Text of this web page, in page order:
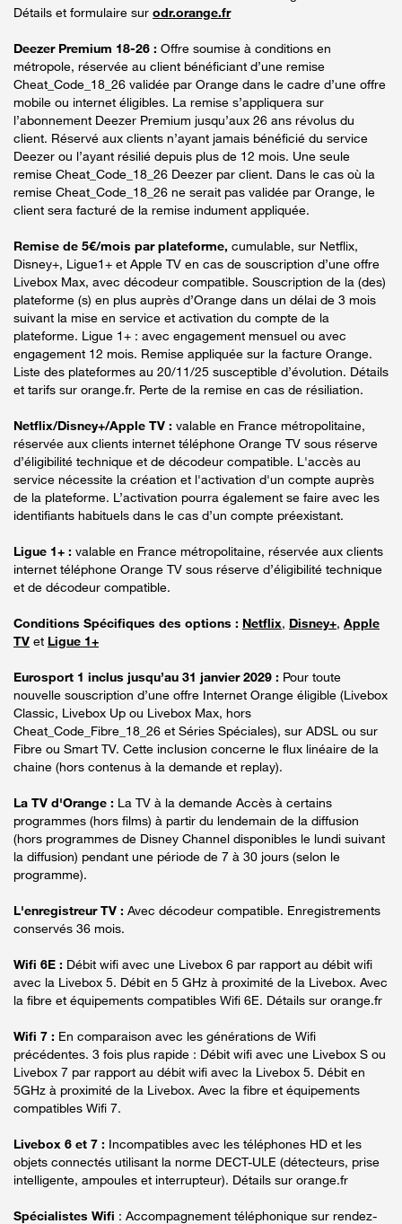
Détails et formulaire sur odr.orange.fr
Deezer Premium 18-26 : Offre soumise à conditions en
métropole, réservée au client bénéficiant d’une remise
Cheat_Code_18_26 validée par Orange dans le cadre d’une offre
mobile ou internet éligibles. La remise s’appliquera sur
l’abonnement Deezer Premium jusqu’aux 26 ans révolus du
client. Réservé aux clients n’ayant jamais bénéficié du service
Deezer ou l’ayant résilié depuis plus de 12 mois. Une seule
remise Cheat_Code_18_26 Deezer par client. Dans le cas où la
remise Cheat_Code_18_26 ne serait pas validée par Orange, le
client sera facturé de la remise indument appliquée.
Remise de 5€/mois par plateforme, cumulable, sur Netflix,
Disney+, Ligue1+ et Apple TV en cas de souscription d’une offre
Livebox Max, avec décodeur compatible. Souscription de la (des)
plateforme (s) en plus auprès d’Orange dans un délai de 3 mois
suivant la mise en service et activation du compte de la
plateforme. Ligue 1+ : avec engagement mensuel ou avec
engagement 12 mois. Remise appliquée sur la facture Orange.
Liste des plateformes au 20/11/25 susceptible d’évolution. Détails
et tarifs sur orange.fr. Perte de la remise en cas de résiliation.
Netflix/Disney+/Apple TV : valable en France métropolitaine,
réservée aux clients internet téléphone Orange TV sous réserve
d’éligibilité technique et de décodeur compatible. L'accès au
service nécessite la création et l'activation d'un compte auprès
de la plateforme. L’activation pourra également se faire avec les
identifiants habituels dans le cas d’un compte préexistant.
Ligue 1+ : valable en France métropolitaine, réservée aux clients
internet téléphone Orange TV sous réserve d’éligibilité technique
et de décodeur compatible.
Conditions Spécifiques des options : Netflix, Disney+, Apple
TV et Ligue 1+
Eurosport 1 inclus jusqu’au 31 janvier 2029 : Pour toute
nouvelle souscription d’une offre Internet Orange éligible (Livebox
Classic, Livebox Up ou Livebox Max, hors
Cheat_Code_Fibre_18_26 et Séries Spéciales), sur ADSL ou sur
Fibre ou Smart TV. Cette inclusion concerne le flux linéaire de la
chaine (hors contenus à la demande et replay).
La TV d'Orange : La TV à la demande Accès à certains
programmes (hors films) à partir du lendemain de la diffusion
(hors programmes de Disney Channel disponibles le lundi suivant
la diffusion) pendant une période de 7 à 30 jours (selon le
programme).
L'enregistreur TV : Avec décodeur compatible. Enregistrements
conservés 36 mois.
Wifi 6E : Débit wifi avec une Livebox 6 par rapport au débit wifi
avec la Livebox 5. Débit en 5 GHz à proximité de la Livebox. Avec
la fibre et équipements compatibles Wifi 6E. Détails sur orange.fr
Wifi 7 : En comparaison avec les générations de Wifi
précédentes. 3 fois plus rapide : Débit wifi avec une Livebox S ou
Livebox 7 par rapport au débit wifi avec la Livebox 5. Débit en
5GHz à proximité de la Livebox. Avec la fibre et équipements
compatibles Wifi 7.
Livebox 6 et 7 : Incompatibles avec les téléphones HD et les
objets connectés utilisant la norme DECT-ULE (détecteurs, prise
intelligente, ampoules et interrupteur). Détails sur orange.fr
Spécialistes Wifi : Accompagnement téléphonique sur rendez-